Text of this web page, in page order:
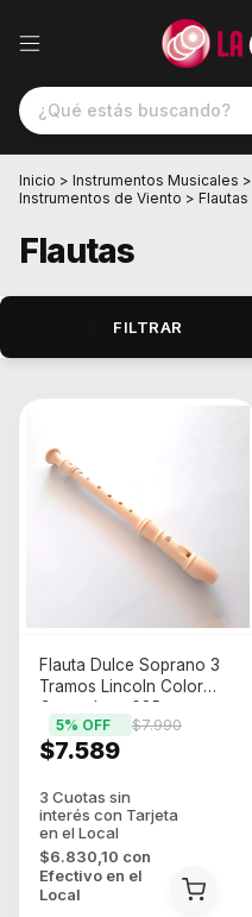
Inicio > Instrumentos Musicales >
Instrumentos de Viento > Flautas
Flautas
FILTRAR
Flauta Dulce Soprano 3
Tramos Lincoln Color
Crema Lwre08P
C/limpiador Plastico
Funda
$7.589
$7.990
5% OFF
$6.830,10 con
Efectivo en el
Local